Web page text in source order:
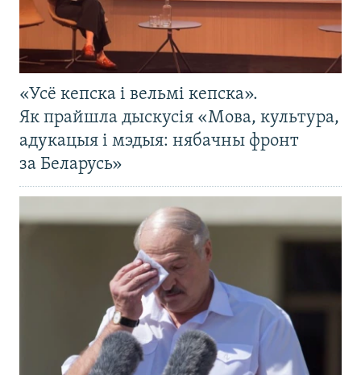
«Усё кепска і вельмі кепска».
Як прайшла дыскусія «Мова, культура,
адукацыя і мэдыя: нябачны фронт
за Беларусь»